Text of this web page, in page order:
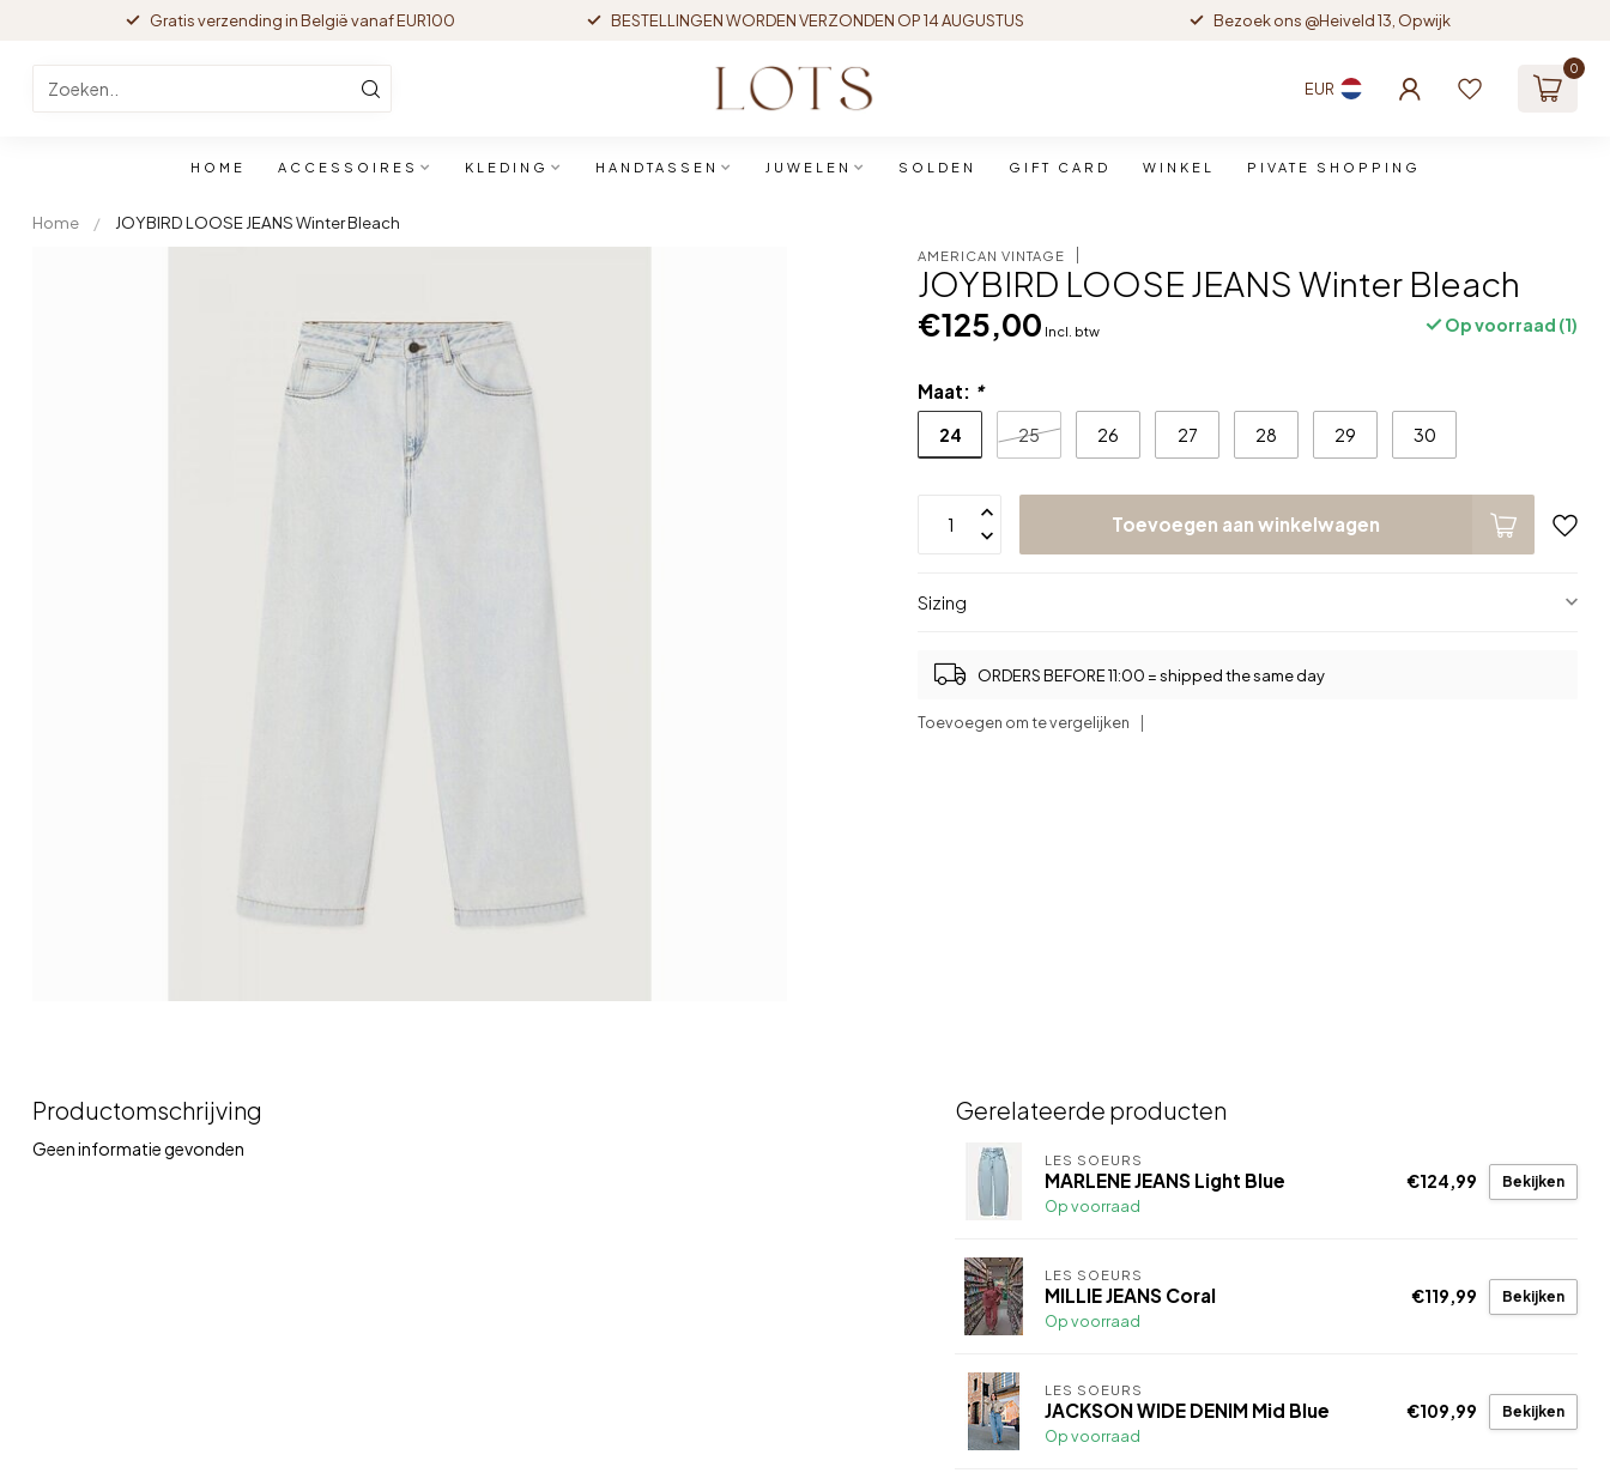
Gratis verzending in België vanaf EUR100 BESTELLINGEN WORDEN VERZONDEN OP 14 AUGUSTUS Bezoek ons @Heiveld 13, Opwijk
EUR
0
HOME ACCESSOIRES KLEDING HANDTASSEN JUWELEN SOLDEN GIFT CARD WINKEL PIVATE SHOPPING
Home / JOYBIRD LOOSE JEANS Winter Bleach
AMERICAN VINTAGE
JOYBIRD LOOSE JEANS Winter Bleach
€125,00 Incl. btw Op voorraad (1)
Maat: *
24 25 26 27 28 29 30
Toevoegen aan winkelwagen
Sizing
ORDERS BEFORE 11:00 = shipped the same day
Toevoegen om te vergelijken
Productomschrijving
Geen informatie gevonden
Gerelateerde producten
LES SOEURS
MARLENE JEANS Light Blue
Op voorraad
€124,99 Bekijken
LES SOEURS
MILLIE JEANS Coral
Op voorraad
€119,99 Bekijken
LES SOEURS
JACKSON WIDE DENIM Mid Blue
Op voorraad
€109,99 Bekijken